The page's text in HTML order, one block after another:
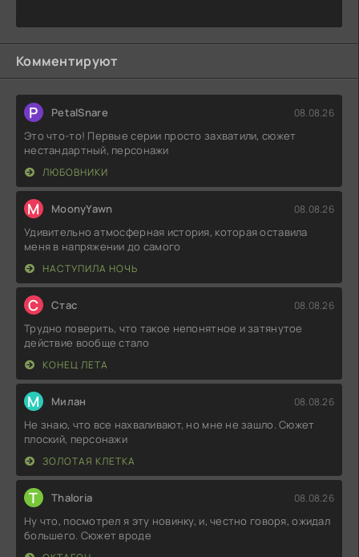
Комментируют
P PetalSnare 08.08.26
Это что-то! Первые серии просто захватили, сюжет
нестандартный, персонажи
ЛЮБОВНИКИ
M MoonyYawn 08.08.26
Удивительно атмосферная история, которая оставила
меня в напряжении до самого
НАСТУПИЛА НОЧЬ
С Стас 08.08.26
Трудно поверить, что такое непонятное и затянутое
действие вообще стало
КОНЕЦ ЛЕТА
М Милан 08.08.26
Не знаю, что все нахваливают, но мне не зашло. Сюжет
плоский, персонажи
ЗОЛОТАЯ КЛЕТКА
T Thaloria 08.08.26
Ну что, посмотрел я эту новинку, и, честно говоря, ожидал
большего. Сюжет вроде